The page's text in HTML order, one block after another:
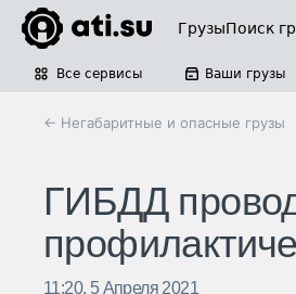
ГрузыПоиск
Все сервисы Ваши грузы
← Негабаритные и опасные грузы
ГИБДД
11:20, 5 Апреля 2021